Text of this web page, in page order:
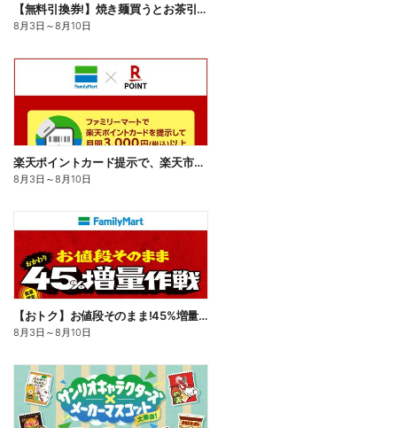
【無料引換券!】焼き麺買うとお茶引換券貰える!
8月3日 ～8月10日
楽天ポイントカード提示で、楽天市場でのお買い物がおトクに!
8月3日 ～8月10日
【おトク】お値段そのまま!45%増量作戦!
8月3日 ～8月10日